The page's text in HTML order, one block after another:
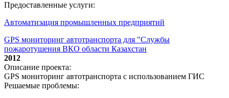
Предоставленные услуги:
Автоматизация промышленных предприятий
GPS мониторинг автотранспорта для "Службы
пожаротушения ВКО области Казахстан
2012
Описание проекта:
GPS мониторинг автотранспорта с использованием ГИС
Решаемые проблемы: